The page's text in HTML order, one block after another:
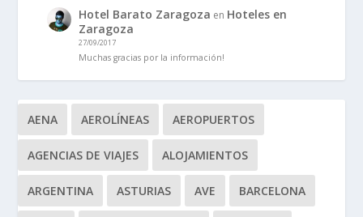
Hotel Barato Zaragoza en Hoteles en
Zaragoza
27/09/2017
Muchas gracias por la información!
AENA AEROLÍNEAS AEROPUERTOS
AGENCIAS DE VIAJES ALOJAMIENTOS
ARGENTINA ASTURIAS AVE BARCELONA